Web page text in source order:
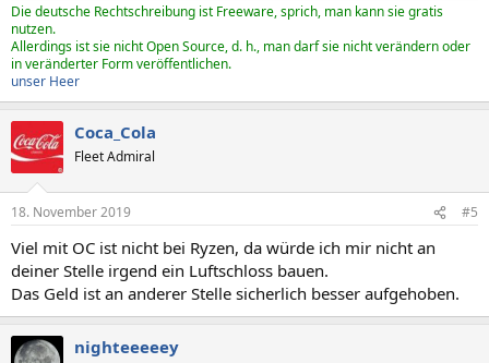
Die deutsche Rechtschreibung ist Freeware, sprich, man kann sie gratis
nutzen.
Allerdings ist sie nicht Open Source, d. h., man darf sie nicht verändern oder
in veränderter Form veröffentlichen.
unser Heer
Coca_Cola
Fleet Admiral
18. November 2019 #5
Viel mit OC ist nicht bei Ryzen, da würde ich mir nicht an
deiner Stelle irgend ein Luftschloss bauen.
Das Geld ist an anderer Stelle sicherlich besser aufgehoben.
nighteeeeey